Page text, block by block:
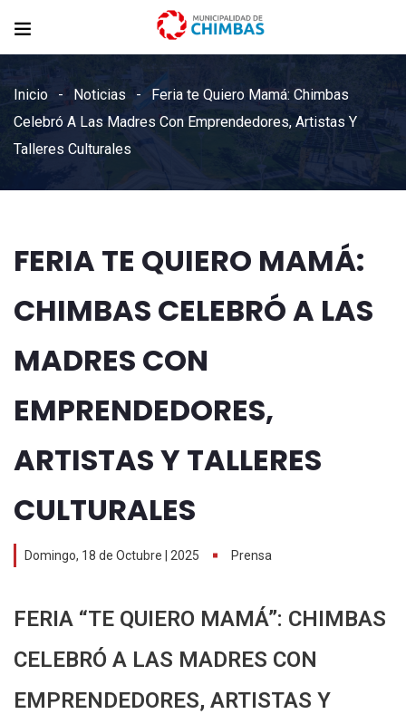
Inicio Noticias
Feria te Quiero Mamá: Chimbas
Celebró A Las Madres Con Emprendedores, Artistas Y
Talleres Culturales
FERIA TE QUIERO MAMÁ:
CHIMBAS CELEBRÓ A LAS
MADRES CON
EMPRENDEDORES,
ARTISTAS Y TALLERES
CULTURALES
Domingo, 18 de Octubre | 2025 Prensa
FERIA “TE QUIERO MAMÁ”: CHIMBAS
CELEBRÓ A LAS MADRES CON
EMPRENDEDORES, ARTISTAS Y